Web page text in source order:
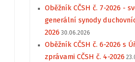
Oběžník CČSH č. 7-2026 -
generální synody
2026 30.06.2026
Oběžník CČSH č. 6-2026 s
zprávami CČSH č. 4-2026